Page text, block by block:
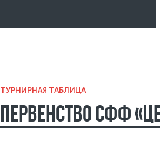
ТУРНИРНАЯ ТАБЛИЦА
Первенство СФФ